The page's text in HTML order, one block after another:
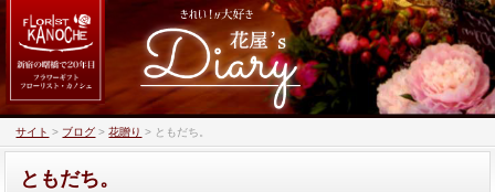
サイト > ブログ >花贈り > ともだち。
ともだち。